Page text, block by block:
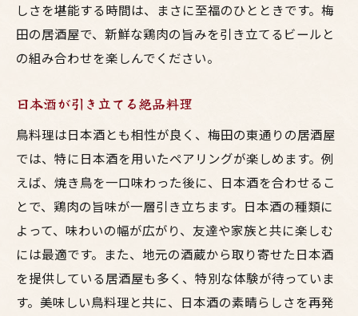
しさを堪能する時間は、まさに至福のひとときです。梅
田の居酒屋で、新鮮な鶏肉の旨みを引き立てるビールと
の組み合わせを楽しんでください。
日本酒が引き立てる絶品料理
鳥料理は日本酒とも相性が良く、梅田の東通りの居酒屋
では、特に日本酒を用いたペアリングが楽しめます。例
えば、焼き鳥を一口味わった後に、日本酒を合わせるこ
とで、鶏肉の旨味が一層引き立ちます。日本酒の種類に
よって、味わいの幅が広がり、友達や家族と共に楽しむ
には最適です。また、地元の酒蔵から取り寄せた日本酒
を提供している居酒屋も多く、特別な体験が待っていま
す。美味しい鳥料理と共に、日本酒の素晴らしさを再発